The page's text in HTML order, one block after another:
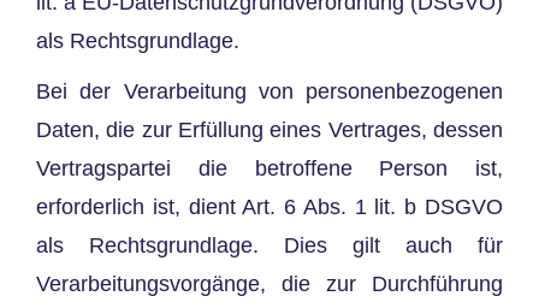
als Rechtsgrundlage.
Bei der Verarbeitung von personenbezogenen
Daten, die zur Erfüllung eines Vertrages, dessen
Vertragspartei die betroffene Person ist,
erforderlich ist, dient Art. 6 Abs. 1 lit. b DSGVO
als Rechtsgrundlage. Dies gilt auch für
Verarbeitungsvorgänge, die zur Durchführung